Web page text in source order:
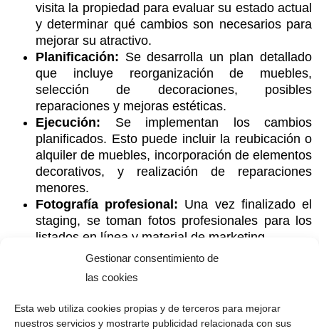
Gestionar consentimiento de
las cookies
Esta web utiliza cookies propias y de terceros para mejorar
nuestros servicios y mostrarte publicidad relacionada con sus
visita la propiedad para evaluar su estado actual
y determinar qué cambios son necesarios para
mejorar su atractivo.
Planificación: Se desarrolla un plan detallado
que incluye reorganización de muebles,
selección de decoraciones, posibles
reparaciones y mejoras estéticas.
Ejecución: Se implementan los cambios
planificados. Esto puede incluir la reubicación o
alquiler de muebles, incorporación de elementos
decorativos, y realización de reparaciones
menores.
Fotografía profesional: Una vez finalizado el
staging, se toman fotos profesionales para los
listados en línea y material de marketing.
Mantenimiento:Durante el período de venta,
es importante mantener la propiedad en las
para todas las visitas de los compradores.